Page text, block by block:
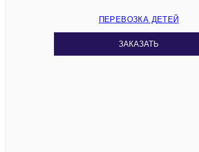
ПЕРЕВОЗКА ДЕТЕЙ
ЗАКАЗАТЬ